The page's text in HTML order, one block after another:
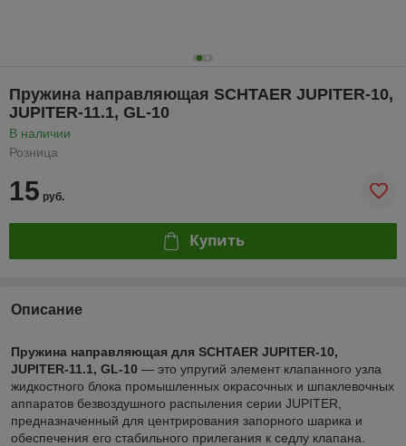
Пружина направляющая SCHTAER JUPITER-10,
JUPITER-11.1, GL-10
В наличии
Розница
15 руб.
Купить
Описание
Пружина направляющая для SCHTAER JUPITER-10,
JUPITER-11.1, GL-10 — это упругий элемент клапанного узла
жидкостного блока промышленных окрасочных и шпаклевочных
аппаратов безвоздушного распыления серии JUPITER,
предназначенный для центрирования запорного шарика и
обеспечения его стабильного прилегания к седлу клапана.